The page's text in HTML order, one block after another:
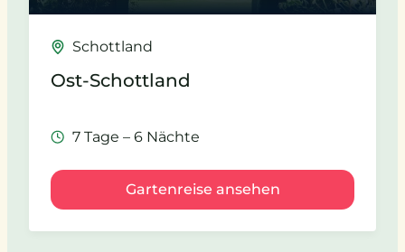
Schottland
Ost-Schottland
7 Tage – 6 Nächte
Gartenreise ansehen